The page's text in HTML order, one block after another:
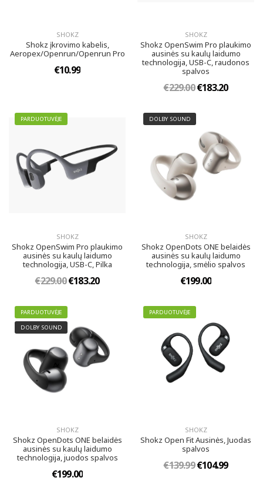
SHOKZ
Shokz įkrovimo kabelis,
Aeropex/Openrun/Openrun Pro
€10.99
SHOKZ
Shokz OpenSwim Pro plaukimo
ausinės su kaulų laidumo
technologija, USB-C, raudonos
spalvos
€229.00€183.20
PARDUOTUVĖJE
SHOKZ
Shokz OpenSwim Pro plaukimo
ausinės su kaulų laidumo
technologija, USB-C, Pilka
€229.00€183.20
DOLBY SOUND
SHOKZ
Shokz OpenDots ONE belaidės
ausinės su kaulų laidumo
technologija, smėlio spalvos
€199.00
PARDUOTUVĖJE
DOLBY SOUND
SHOKZ
Shokz OpenDots ONE belaidės
ausinės su kaulų laidumo
technologija, juodos spalvos
€199.00
PARDUOTUVĖJE
SHOKZ
Shokz Open Fit Ausinės, Juodas
spalvos
€139.99€104.99